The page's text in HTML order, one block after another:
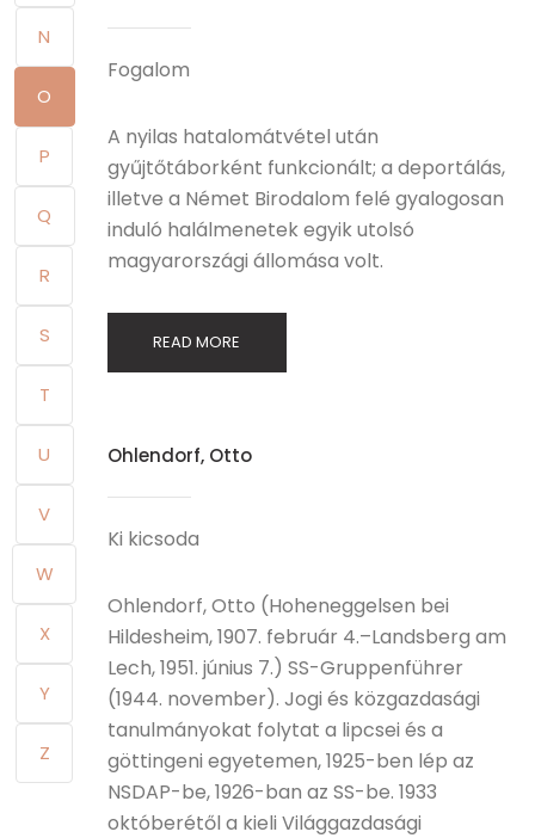
N
O
P
Q
R
S
T
U
V
W
X
Y
Z
Fogalom
A nyilas hatalomátvétel után
gyűjtőtáborként funkcionált; a deportálás,
illetve a Német Birodalom felé gyalogosan
induló halálmenetek egyik utolsó
magyarországi állomása volt.
READ MORE
Ohlendorf, Otto
Ki kicsoda
Ohlendorf, Otto (Hoheneggelsen bei
Hildesheim, 1907. február 4.–Landsberg am
Lech, 1951. június 7.) SS-Gruppenführer
(1944. november). Jogi és közgazdasági
tanulmányokat folytat a lipcsei és a
göttingeni egyetemen, 1925-ben lép az
NSDAP-be, 1926-ban az SS-be. 1933
októberétől a kieli Világgazdasági